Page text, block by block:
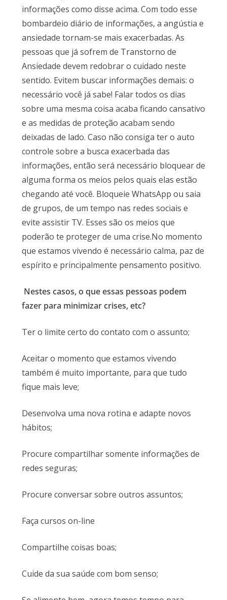
informações como disse acima. Com todo esse
bombardeio diário de informações, a angústia e
ansiedade tornam-se mais exacerbadas. As
pessoas que já sofrem de Transtorno de
Ansiedade devem redobrar o cuidado neste
sentido. Evitem buscar informações demais: o
necessário você já sabe! Falar todos os dias
sobre uma mesma coisa acaba ficando cansativo
e as medidas de proteção acabam sendo
deixadas de lado. Caso não consiga ter o auto
controle sobre a busca exacerbada das
informações, então será necessário bloquear de
alguma forma os meios pelos quais elas estão
chegando até você. Bloqueie WhatsApp ou saia
de grupos, de um tempo nas redes sociais e
evite assistir TV. Esses são os meios que
poderão te proteger de uma crise.No momento
que estamos vivendo é necessário calma, paz de
espírito e principalmente pensamento positivo.
Nestes casos, o que essas pessoas podem
fazer para minimizar crises, etc?
Ter o limite certo do contato com o assunto;
Aceitar o momento que estamos vivendo
também é muito importante, para que tudo
fique mais leve;
Desenvolva uma nova rotina e adapte novos
hábitos;
Procure compartilhar somente informações de
redes seguras;
Procure conversar sobre outros assuntos;
Faça cursos on-line
Compartilhe coisas boas;
Cuide da sua saúde com bom senso;